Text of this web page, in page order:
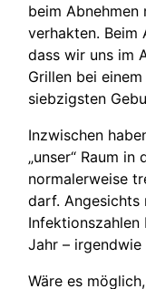
beim
verhakten. Beim
dass wir uns im
Grillen bei
siebzigsten
Inzwischen
„unser“ Raum
normalerweise
darf. Angesichts
Infektionszahlen
Jahr – irgendwie
Wäre es